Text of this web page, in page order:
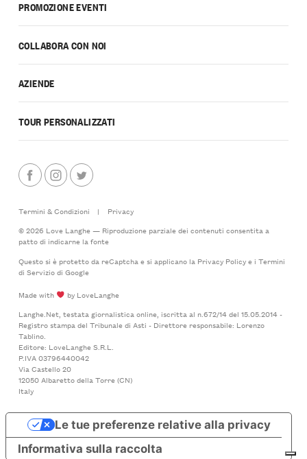
PROMOZIONE EVENTI
COLLABORA CON NOI
AZIENDE
TOUR PERSONALIZZATI
Termini & Condizioni |
Privacy
© 2026 Love Langhe — Riproduzione parziale dei contenuti consentita a
patto di indicarne la fonte
Questo si è protetto da reCaptcha e si applicano la Privacy Policye i Termini
di Serviziodi Google
Made with
by LoveLanghe
Langhe.Net, testata giornalistica online, iscritta al n.672/14 del 15.05.2014 -
Registro stampa del Tribunale di Asti - Direttore responsabile: Lorenzo
Tablino.
Editore: LoveLanghe S.R.L.
P.IVA 03796440042
Via Castello 20
12050 Albaretto della Torre (CN)
Italy
Informativa sulla raccolta
Le tue preferenze relative alla privacy